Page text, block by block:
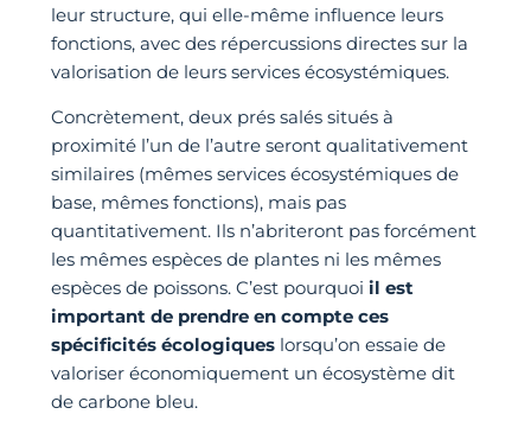
leur structure, qui elle-même influence leurs
fonctions, avec des répercussions directes sur la
valorisation de leurs services écosystémiques.
Concrètement, deux prés salés situés à
proximité l’un de l’autre seront qualitativement
similaires (mêmes services écosystémiques de
base, mêmes fonctions), mais pas
quantitativement. Ils n’abriteront pas forcément
les mêmes espèces de plantes ni les mêmes
espèces de poissons. C’est pourquoi il est
important de prendre en compte ces
spécificités écologiqueslorsqu’on essaie de
valoriser économiquement un écosystème dit
de carbone bleu.